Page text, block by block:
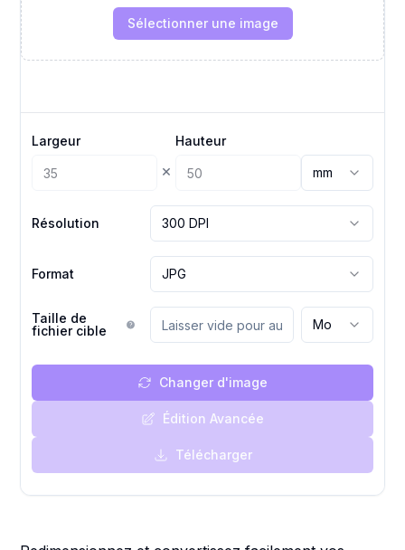
Sélectionner une image
Largeur
×
Hauteur
mm
Résolution 300 DPI
Format JPG
Taille de
fichier cible
Mo
Changer d'image
Édition Avancée
Télécharger